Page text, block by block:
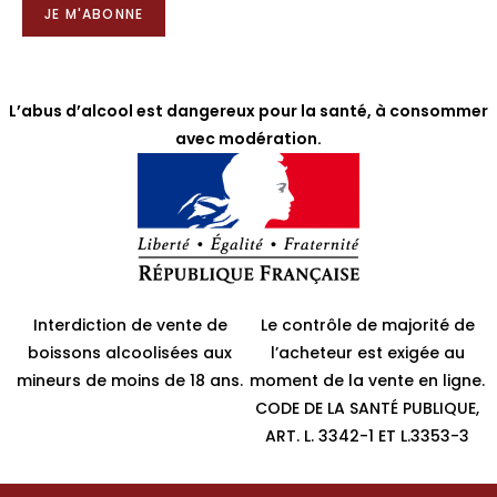
JE M'ABONNE
L’abus d’alcool est dangereux pour la santé, à consommer
avec modération.
Interdiction de vente de
boissons alcoolisées aux
mineurs de moins de 18 ans.
Le contrôle de majorité de
l’acheteur est exigée au
moment de la vente en ligne.
CODE DE LA SANTÉ PUBLIQUE,
ART. L. 3342-1 ET L.3353-3